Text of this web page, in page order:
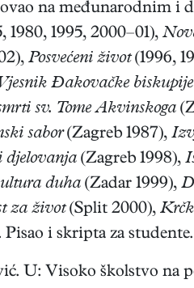
na međunarodnim i
1980, 1995, 2000–01),
Posvećeni život(1996,
Vjesnik Đakovačke biskupije
sv. Tome Akvinskoga
sabor(Zagreb 1987),
djelovanja (Zagreb 1998),
duha (Zadar 1999),
za život(Split 2000),
i skripta za studente.
U: Visoko školstvo na